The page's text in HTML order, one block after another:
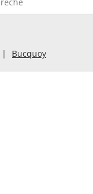
Bucquoy